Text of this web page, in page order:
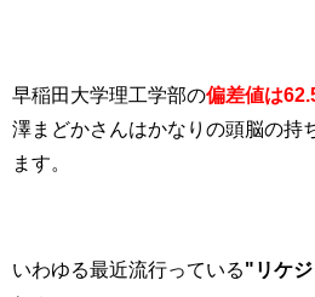
早稲田大学理工学部の偏差値は
澤まどかさんはかなりの頭脳の持
ます。
いわゆる最近流行っている"リケ